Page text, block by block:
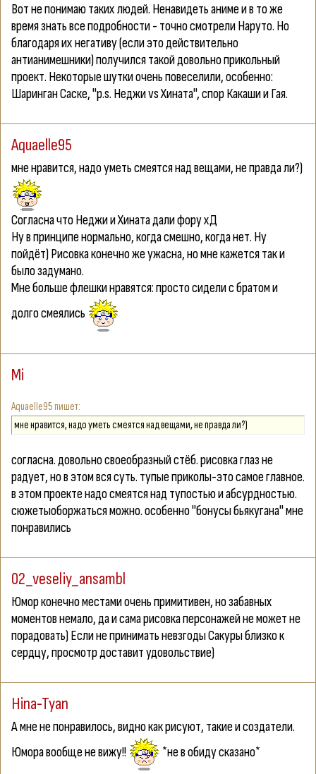
Вот не понимаю таких людей. Ненавидеть аниме и в то же
время знать все подробности - точно смотрели Наруто. Но
благодаря их негативу (если это действительно
антианимешники) получился такой довольно прикольный
проект. Некоторые шутки очень повеселили, особенно:
Шаринган Саске, "p.s. Неджи vs Хината", спор Какаши и Гая.
Aquaelle95
мне нравится, надо уметь смеятся над вещами, не правда ли?)
Согласна что Неджи и Хината дали фору хД
Ну в принципе нормально, когда смешно, когда нет. Ну
пойдёт) Рисовка конечно же ужасна, но мне кажется так и
было задумано.
Мне больше флешки нравятся: просто сидели с братом и
долго смеялись
Mi
Aquaelle95
мне нравится, надо уметь смеятся над вещами, не правда ли?)
согласна. довольно своеобразный стёб. рисовка глаз не
радует, но в этом вся суть. тупые приколы-это самое главное.
в этом проекте надо смеятся над тупостью и абсурдностью.
сюжетыоборжаться можно. особенно "бонусы бьякугана" мне
понравились
02_veseliy_ansambl
Юмор конечно местами очень примитивен, но забавных
моментов немало, да и сама рисовка персонажей не может не
порадовать) Если не принимать невзгоды Сакуры близко к
сердцу, просмотр доставит удовольствие)
Hina-Tyan
А мне не понравилось, видно как рисуют, такие и создатели.
Юмора вообще не вижу!!
*не в обиду сказано*